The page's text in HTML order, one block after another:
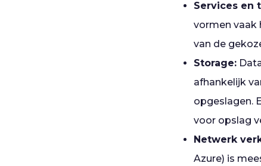
Services en
vormen vaak
van de
Storage:
afhankelijk
opgeslagen.
voor opslag
Netwerk
Azure) is